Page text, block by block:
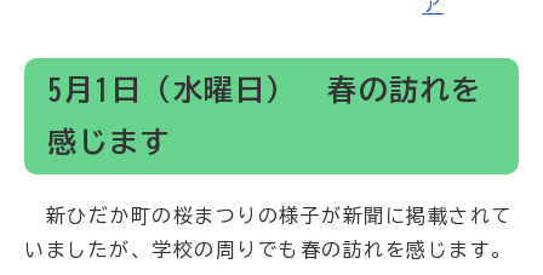
5月1日（水曜日） 春の訪れを
感じます
新ひだか町の桜まつりの様子が新聞に掲載されて
いましたが、学校の周りでも春の訪れを感じます。